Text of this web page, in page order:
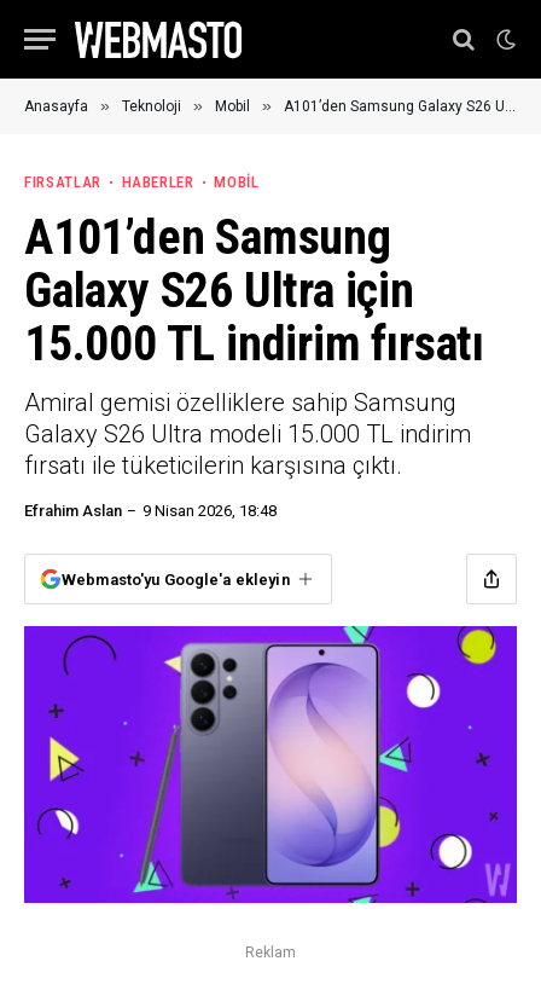
Anasayfa » Teknoloji » Mobil » A101’den Samsung Galaxy S26 Ultra için 15.000 TL indirim fırsatı
FIRSATLAR HABERLER MOBIL
A101’den Samsung
Galaxy S26 Ultra için
15.000 TL indirim fırsatı
Amiral gemisi özelliklere sahip Samsung
Galaxy S26 Ultra modeli 15.000 TL indirim
fırsatı ile tüketicilerin karşısına çıktı.
Efrahim Aslan 9 Nisan 2026, 18:48
Webmasto'yu Google'a ekleyin
Reklam